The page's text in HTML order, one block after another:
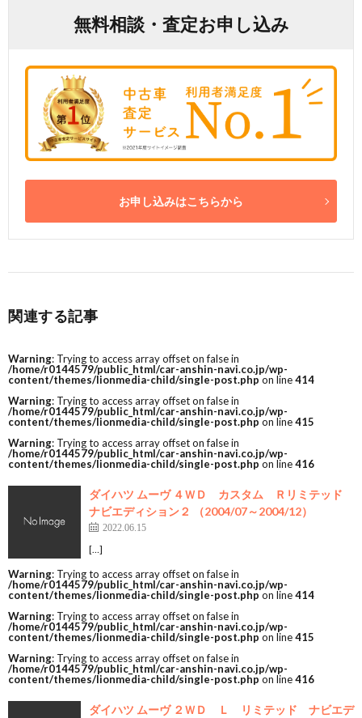
無料相談・査定お申し込み
お申し込みはこちらから
関連する記事
Warning: Trying to access array offset on false in
/home/r0144579/public_html/car-anshin-navi.co.jp/wp-
content/themes/lionmedia-child/single-post.php on line414
Warning: Trying to access array offset on false in
/home/r0144579/public_html/car-anshin-navi.co.jp/wp-
content/themes/lionmedia-child/single-post.php on line415
Warning: Trying to access array offset on false in
/home/r0144579/public_html/car-anshin-navi.co.jp/wp-
content/themes/lionmedia-child/single-post.php on line416
ダイハツ ムーヴ ４ＷＤ カスタム Ｒリミテッド
ナビエディション２ （2004/07～2004/12）
2022.06.15
[…]
Warning: Trying to access array offset on false in
/home/r0144579/public_html/car-anshin-navi.co.jp/wp-
content/themes/lionmedia-child/single-post.php on line414
Warning: Trying to access array offset on false in
/home/r0144579/public_html/car-anshin-navi.co.jp/wp-
content/themes/lionmedia-child/single-post.php on line415
Warning: Trying to access array offset on false in
/home/r0144579/public_html/car-anshin-navi.co.jp/wp-
content/themes/lionmedia-child/single-post.php on line416
ダイハツ ムーヴ ２ＷＤ Ｌ リミテッド ナビエデ